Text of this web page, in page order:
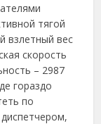
тягой
взлетный вес
скорость
– 2987
гораздо
по